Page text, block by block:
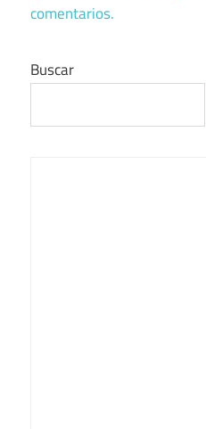
comentarios.
Buscar